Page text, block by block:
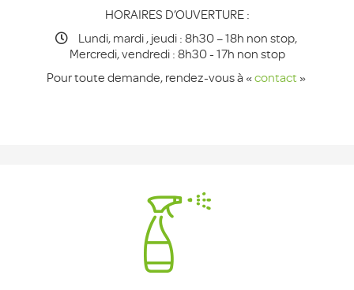
HORAIRES D’OUVERTURE :
Lundi, mardi , jeudi : 8h30 – 18h non stop,
Mercredi, vendredi : 8h30 - 17h non stop
Pour toute demande, rendez-vous à «contact »